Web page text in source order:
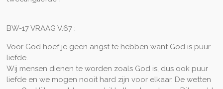
BW-17 VRAAG V.67 :
Voor God hoef je geen angst te hebben want God is puur
liefde.
Wij mensen dienen te worden zoals God is, dus ook puur
liefde en we mogen nooit hard zijn voor elkaar. De wetten